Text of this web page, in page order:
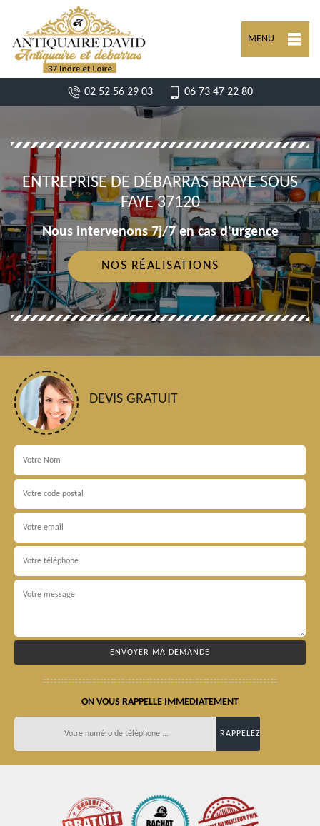
MENU
02 52 56 29 03 06 73 47 22 80
ENTREPRISE DE DÉBARRAS BRAYE SOUS
FAYE 37120
Nous intervenons 7j/7 en cas d'urgence
NOS RÉALISATIONS
DEVIS GRATUIT
ON VOUS RAPPELLE IMMEDIATEMENT